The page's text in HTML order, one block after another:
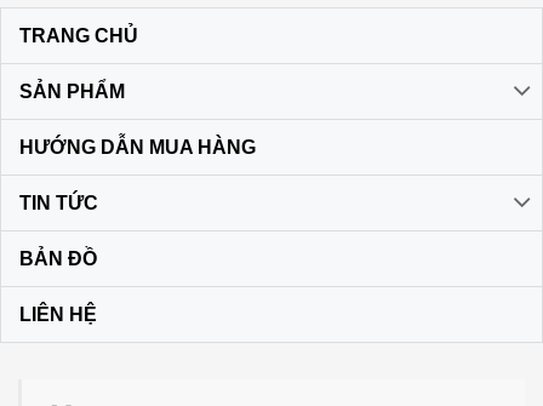
TRANG CHỦ
SẢN PHẨM
HƯỚNG DẪN MUA HÀNG
TIN TỨC
BẢN ĐỒ
LIÊN HỆ